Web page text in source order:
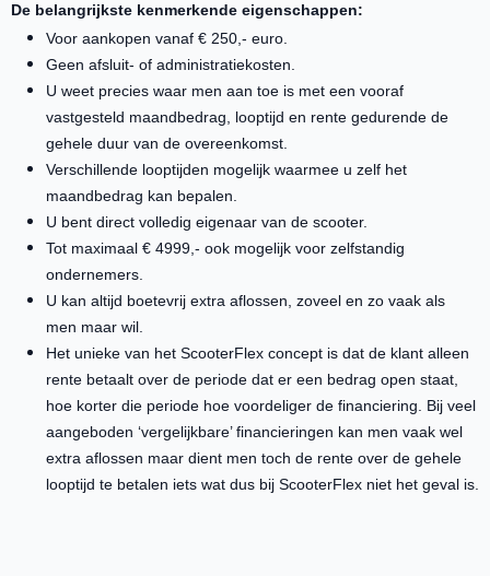
De belangrijkste kenmerkende eigenschappen:
Voor aankopen vanaf € 250,- euro.
Geen afsluit- of administratiekosten.
U weet precies waar men aan toe is met een vooraf
vastgesteld maandbedrag, looptijd en rente gedurende de
gehele duur van de overeenkomst.
Verschillende looptijden mogelijk waarmee u zelf het
maandbedrag kan bepalen.
U bent direct volledig eigenaar van de scooter.
Tot maximaal € 4999,- ook mogelijk voor zelfstandig
ondernemers.
U kan altijd boetevrij extra aflossen, zoveel en zo vaak als
men maar wil.
Het unieke van het ScooterFlex concept is dat de klant alleen
rente betaalt over de periode dat er een bedrag open staat,
hoe korter die periode hoe voordeliger de financiering. Bij veel
aangeboden ‘vergelijkbare’ financieringen kan men vaak wel
extra aflossen maar dient men toch de rente over de gehele
looptijd te betalen iets wat dus bij ScooterFlex niet het geval is.